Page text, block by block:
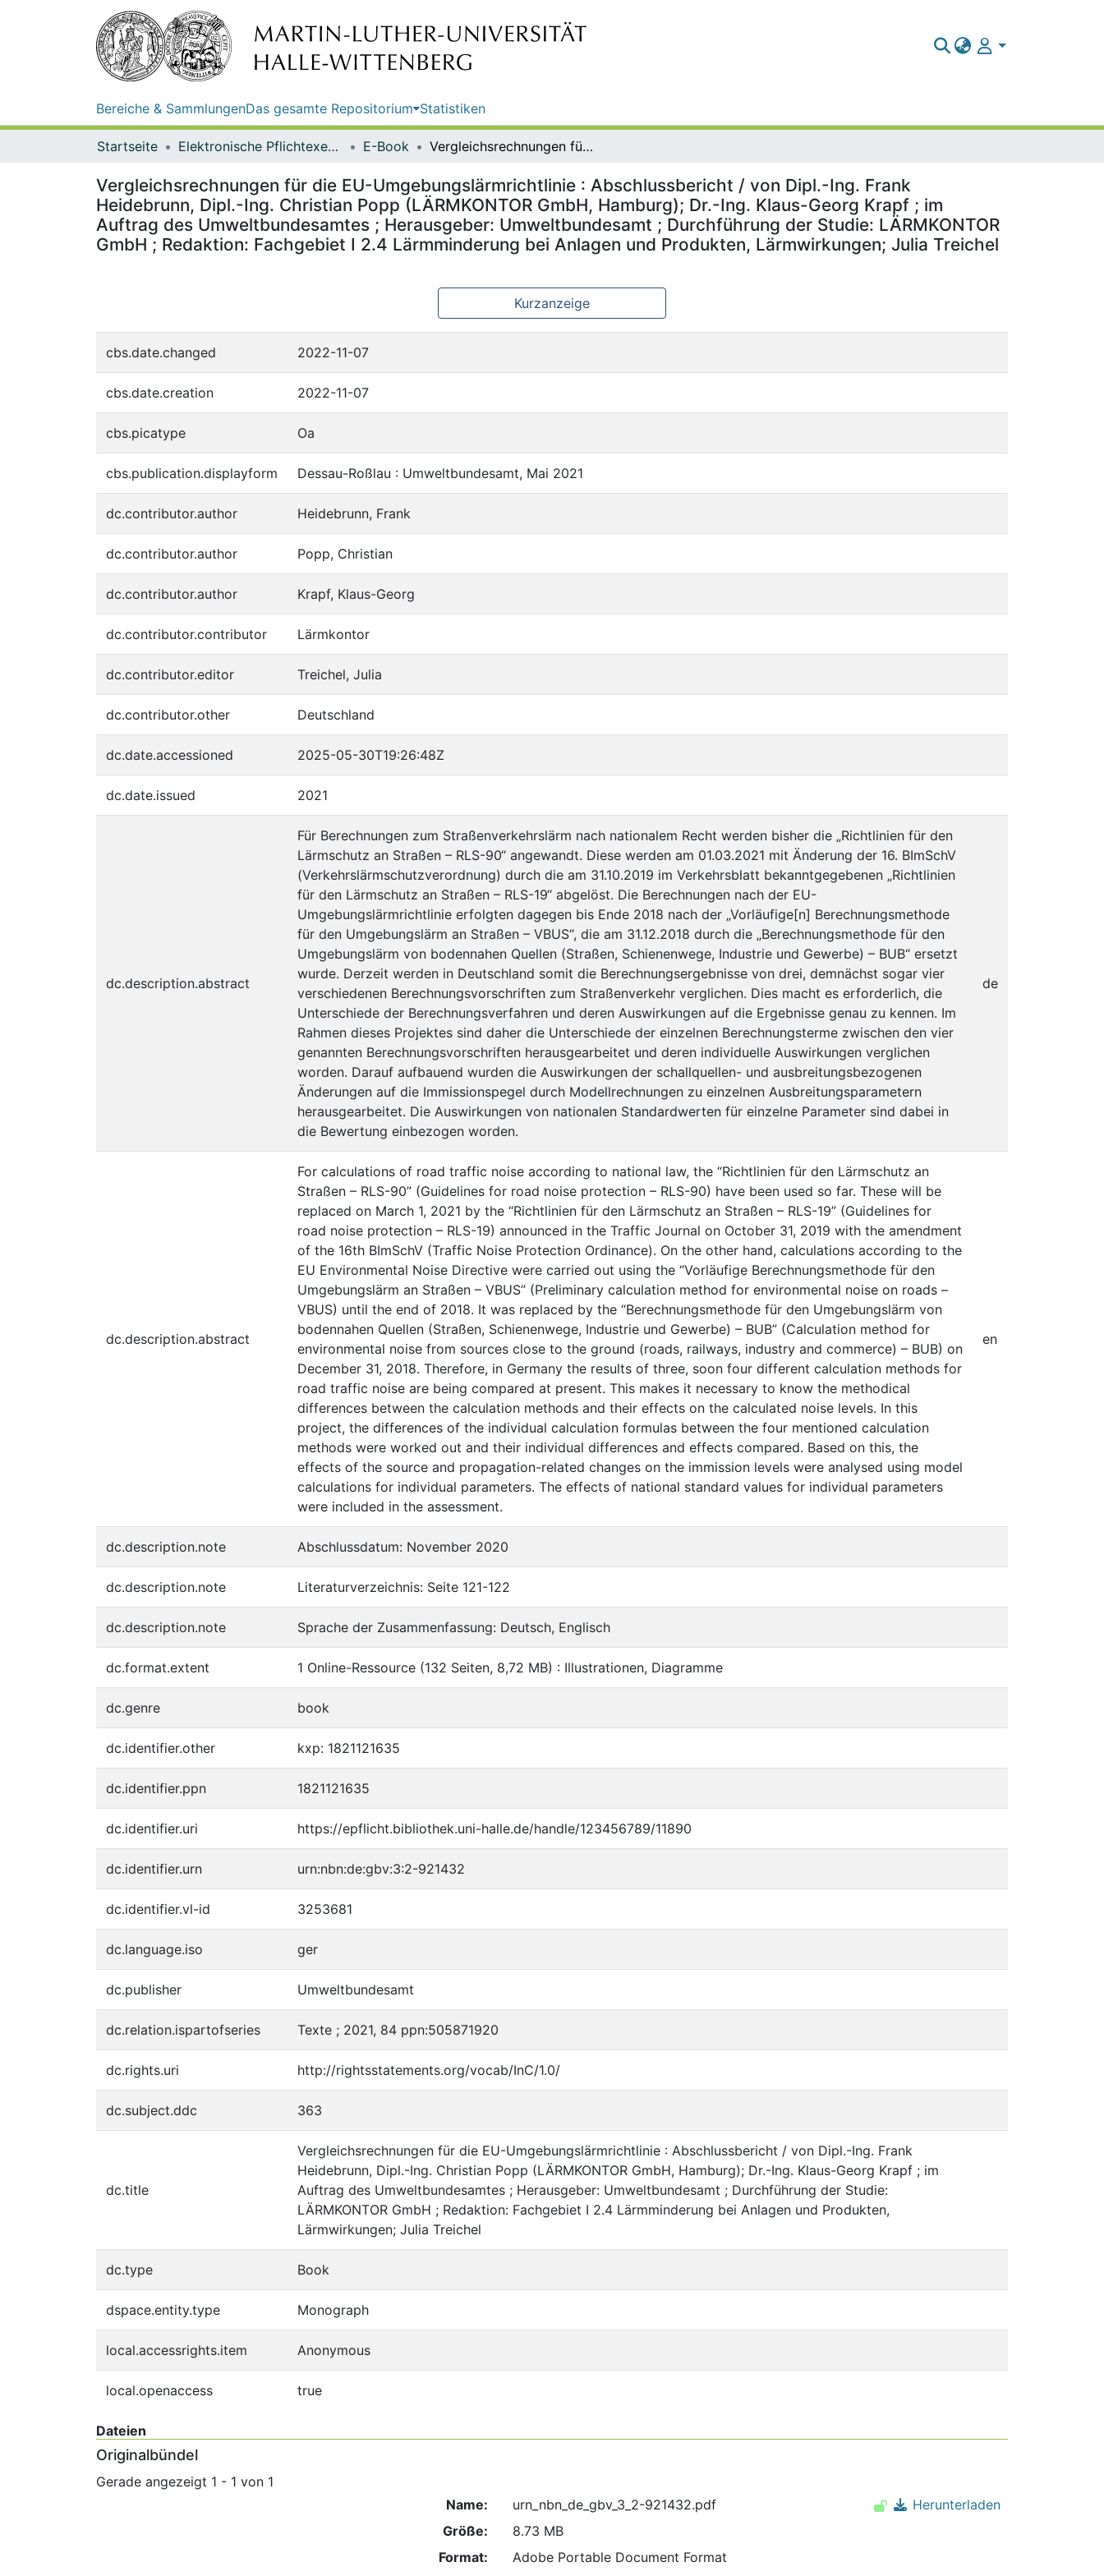
Bereiche & SammlungenDas gesamte Repositorium Statistiken
Startseite Elektronische Pflichtexemplare E-Book Vergleichsrechnungen für die EU-Umgebungslärmrichtlinie : Abschlussbericht / von Dipl.-Ing. Frank Heidebrunn, Dipl.-Ing. Christian Popp (LÄRMKONTOR GmbH, Hamburg); Dr.-Ing. Klaus-Georg Krapf ; im Auftrag des Umweltbundesamtes ; Herausgeber: Umweltbundesamt ; Durchführung der Studie: LÄRMKONTOR GmbH ; Redaktion: Fachgebiet I 2.4 Lärmminderung bei Anlagen und Produkten, Lärmwirkungen; Julia Treichel
Vergleichsrechnungen für die EU-Umgebungslärmrichtlinie : Abschlussbericht / von Dipl.-Ing. Frank
Heidebrunn, Dipl.-Ing. Christian Popp (LÄRMKONTOR GmbH, Hamburg); Dr.-Ing. Klaus-Georg Krapf ; im
Auftrag des Umweltbundesamtes ; Herausgeber: Umweltbundesamt ; Durchführung der Studie: LÄRMKONTOR
GmbH ; Redaktion: Fachgebiet I 2.4 Lärmminderung bei Anlagen und Produkten, Lärmwirkungen; Julia Treichel
Kurzanzeige
cbs.date.changed 2022-11-07
cbs.date.creation 2022-11-07
cbs.picatype Oa
cbs.publication.displayform Dessau-Roßlau : Umweltbundesamt, Mai 2021
dc.contributor.author Heidebrunn, Frank
dc.contributor.author Popp, Christian
dc.contributor.author Krapf, Klaus-Georg
dc.contributor.contributor Lärmkontor
dc.contributor.editor Treichel, Julia
dc.contributor.other Deutschland
dc.date.accessioned 2025-05-30T19:26:48Z
dc.date.issued 2021
dc.description.abstract
Für Berechnungen zum Straßenverkehrslärm nach nationalem Recht werden bisher die „Richtlinien für den
Lärmschutz an Straßen – RLS-90“ angewandt. Diese werden am 01.03.2021 mit Änderung der 16. BImSchV
(Verkehrslärmschutzverordnung) durch die am 31.10.2019 im Verkehrsblatt bekanntgegebenen „Richtlinien
für den Lärmschutz an Straßen – RLS-19“ abgelöst. Die Berechnungen nach der EU-
Umgebungslärmrichtlinie erfolgten dagegen bis Ende 2018 nach der „Vorläufige[n] Berechnungsmethode
für den Umgebungslärm an Straßen – VBUS“, die am 31.12.2018 durch die „Berechnungsmethode für den
Umgebungslärm von bodennahen Quellen (Straßen, Schienenwege, Industrie und Gewerbe) – BUB“ ersetzt
wurde. Derzeit werden in Deutschland somit die Berechnungsergebnisse von drei, demnächst sogar vier
verschiedenen Berechnungsvorschriften zum Straßenverkehr verglichen. Dies macht es erforderlich, die
Unterschiede der Berechnungsverfahren und deren Auswirkungen auf die Ergebnisse genau zu kennen. Im
Rahmen dieses Projektes sind daher die Unterschiede der einzelnen Berechnungsterme zwischen den vier
genannten Berechnungsvorschriften herausgearbeitet und deren individuelle Auswirkungen verglichen
worden. Darauf aufbauend wurden die Auswirkungen der schallquellen- und ausbreitungsbezogenen
Änderungen auf die Immissionspegel durch Modellrechnungen zu einzelnen Ausbreitungsparametern
herausgearbeitet. Die Auswirkungen von nationalen Standardwerten für einzelne Parameter sind dabei in
die Bewertung einbezogen worden.
de
dc.description.abstract
For calculations of road traffic noise according to national law, the “Richtlinien für den Lärmschutz an
Straßen – RLS-90” (Guidelines for road noise protection – RLS-90) have been used so far. These will be
replaced on March 1, 2021 by the “Richtlinien für den Lärmschutz an Straßen – RLS-19” (Guidelines for
road noise protection – RLS-19) announced in the Traffic Journal on October 31, 2019 with the amendment
of the 16th BImSchV (Traffic Noise Protection Ordinance). On the other hand, calculations according to the
EU Environmental Noise Directive were carried out using the “Vorläufige Berechnungsmethode für den
Umgebungslärm an Straßen – VBUS” (Preliminary calculation method for environmental noise on roads –
VBUS) until the end of 2018. It was replaced by the “Berechnungsmethode für den Umgebungslärm von
bodennahen Quellen (Straßen, Schienenwege, Industrie und Gewerbe) – BUB” (Calculation method for
environmental noise from sources close to the ground (roads, railways, industry and commerce) – BUB) on
December 31, 2018. Therefore, in Germany the results of three, soon four different calculation methods for
road traffic noise are being compared at present. This makes it necessary to know the methodical
differences between the calculation methods and their effects on the calculated noise levels. In this
project, the differences of the individual calculation formulas between the four mentioned calculation
methods were worked out and their individual differences and effects compared. Based on this, the
effects of the source and propagation-related changes on the immission levels were analysed using model
calculations for individual parameters. The effects of national standard values for individual parameters
were included in the assessment.
en
dc.description.note Abschlussdatum: November 2020
dc.description.note Literaturverzeichnis: Seite 121-122
dc.description.note Sprache der Zusammenfassung: Deutsch, Englisch
dc.format.extent 1 Online-Ressource (132 Seiten, 8,72 MB) : Illustrationen, Diagramme
dc.genre book
dc.identifier.other kxp: 1821121635
dc.identifier.ppn 1821121635
dc.identifier.uri https://epflicht.bibliothek.uni-halle.de/handle/123456789/11890
dc.identifier.urn urn:nbn:de:gbv:3:2-921432
dc.identifier.vl-id 3253681
dc.language.iso ger
dc.publisher Umweltbundesamt
dc.relation.ispartofseries Texte ; 2021, 84 ppn:505871920
dc.rights.uri http://rightsstatements.org/vocab/InC/1.0/
dc.subject.ddc 363
dc.title
Vergleichsrechnungen für die EU-Umgebungslärmrichtlinie : Abschlussbericht / von Dipl.-Ing. Frank
Heidebrunn, Dipl.-Ing. Christian Popp (LÄRMKONTOR GmbH, Hamburg); Dr.-Ing. Klaus-Georg Krapf ; im
Auftrag des Umweltbundesamtes ; Herausgeber: Umweltbundesamt ; Durchführung der Studie:
LÄRMKONTOR GmbH ; Redaktion: Fachgebiet I 2.4 Lärmminderung bei Anlagen und Produkten,
Lärmwirkungen; Julia Treichel
dc.type Book
dspace.entity.type Monograph
local.accessrights.item Anonymous
local.openaccess true
Dateien
Originalbündel
Gerade angezeigt 1 - 1 von 1
Name:
urn_nbn_de_gbv_3_2-921432.pdf
Größe:
8.73 MB
Format:
Adobe Portable Document Format
Herunterladen